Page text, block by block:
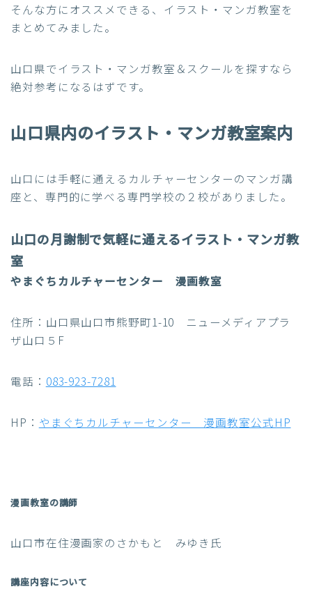
そんな方にオススメできる、イラスト・マンガ教室を
まとめてみました。
山口県でイラスト・マンガ教室＆スクールを探すなら
絶対参考になるはずです。
山口県内のイラスト・マンガ教室案内
山口には手軽に通えるカルチャーセンターのマンガ講
座と、専門的に学べる専門学校の２校がありました。
山口の月謝制で気軽に通えるイラスト・マンガ教
室
やまぐちカルチャーセンター 漫画教室
住所：山口県山口市熊野町1-10 ニューメディアプラ
ザ山口５F
電話： 083-923-7281
HP： やまぐちカルチャーセンター 漫画教室公式HP
漫画教室の講師
山口市在住漫画家のさかもと みゆき氏
講座内容について